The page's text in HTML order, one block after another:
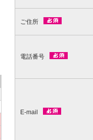
ご住所
電話番号
E-mail